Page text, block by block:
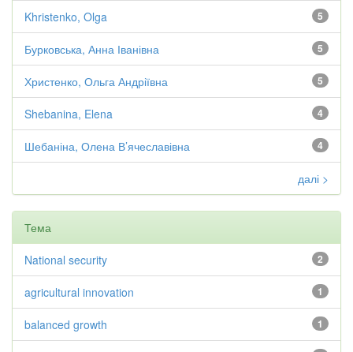
5
Khristenko, Olga
5
Бурковська, Анна Іванівна
5
Христенко, Ольга Андріївна
4
Shebanina, Elena
4
Шебаніна, Олена В’ячеславівна
далі >
Тема
2
National security
1
agricultural innovation
1
balanced growth